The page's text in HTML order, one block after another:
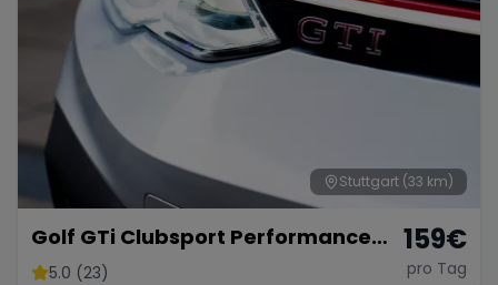
Stuttgart (33 km)
Golf GTi Clubsport Performance
Paket
5.0 (23)
159€
pro Tag